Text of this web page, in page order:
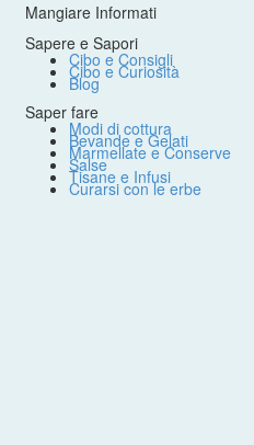
Mangiare Informati
Sapere e Sapori
Cibo e Consigli
Cibo e Curiosità
Blog
Saper fare
Modi di cottura
Bevande e Gelati
Marmellate e Conserve
Salse
Tisane e Infusi
Curarsi con le erbe